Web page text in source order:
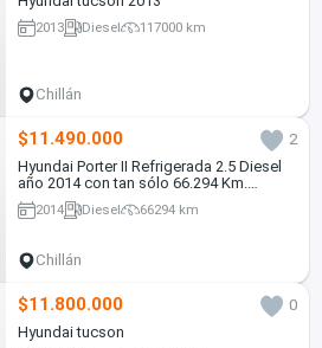
2013 Diesel 117000 km
Chillán
$11.490.000
2
Hyundai Porter II Refrigerada 2.5 Diesel
año 2014 con tan sólo 66.294 Km.
Equipada con caja refrigerada
profesional y equipo frigorífico
2014 Diesel 66294 km
Chillán
$11.800.000
0
Hyundai tucson